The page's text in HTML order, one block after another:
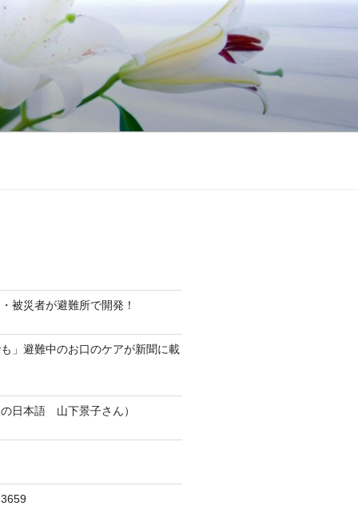
被災者が避難所で開発！
も」避難中のお口のケアが新聞に載
日本語 山下景子さん）